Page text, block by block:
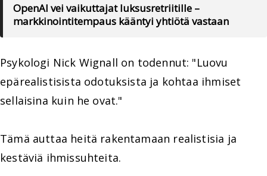
OpenAI vei vaikuttajat luksusretriitille –
markkinointitempaus kääntyi yhtiötä vastaan
Psykologi Nick Wignall on todennut: "Luovu
epärealistisista odotuksista ja kohtaa ihmiset
sellaisina kuin he ovat."
Tämä auttaa heitä rakentamaan realistisia ja
kestäviä ihmissuhteita.